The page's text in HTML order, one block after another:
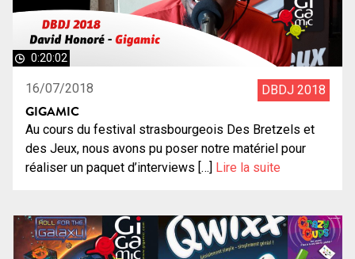
0:20:02
16/07/2018 DBDJ 2018
GIGAMIC
Au cours du festival strasbourgeois Des Bretzels et
des Jeux, nous avons pu poser notre matériel pour
réaliser un paquet d’interviews […] Lire la suite